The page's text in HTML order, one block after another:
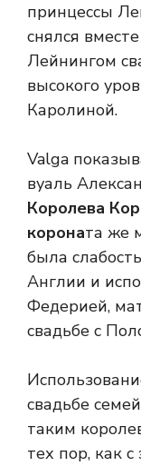
принцессы
снялся
Лейнингом
высокого
Каролиной.
Valga
вуаль
Королева
короната же
была
Англии и
Федерией,
свадьбе с
свадьбе
таким
тех пор, как